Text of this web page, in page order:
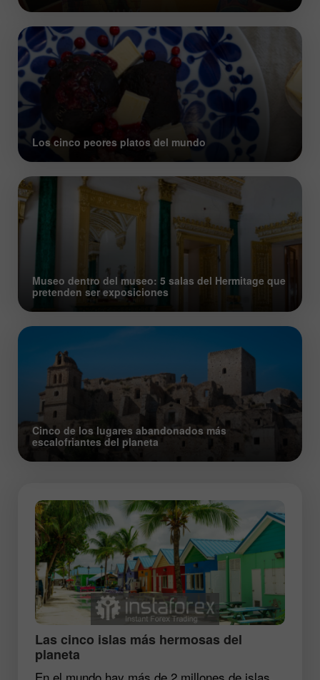
Los cinco peores platos del mundo
Museo dentro del museo: 5 salas del Hermitage que
pretenden ser exposiciones
Cinco de los lugares abandonados más
escalofriantes del planeta
Las cinco islas más hermosas del
planeta